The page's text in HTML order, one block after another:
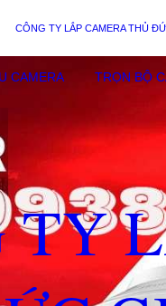
CÔNG TY LẮP CAMERA THỦ
CAMERA TRỌN BỘ
TY